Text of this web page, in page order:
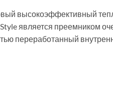
высокоэффективный
является преемником
переработанный